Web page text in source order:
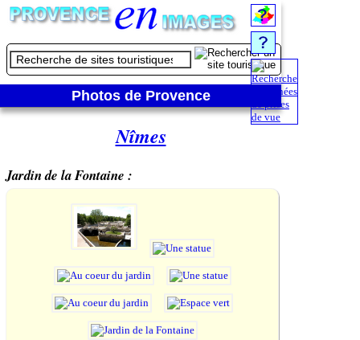
Photos de Provence
Nîmes
Jardin de la Fontaine :